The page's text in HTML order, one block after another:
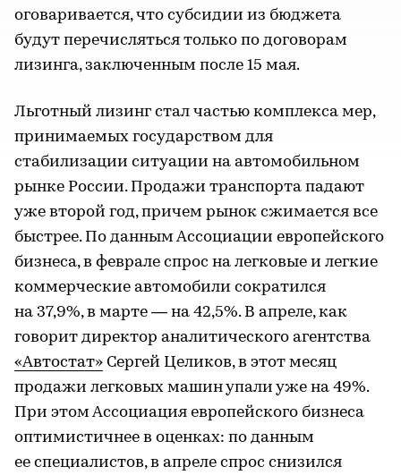
оговаривается, что субсидии из бюджета
будут перечисляться только по договорам
лизинга, заключенным после 15 мая.
Льготный лизинг стал частью комплекса мер,
принимаемых государством для
стабилизации ситуации на автомобильном
рынке России. Продажи транспорта падают
уже второй год, причем рынок сжимается все
быстрее. По данным Ассоциации европейского
бизнеса, в феврале спрос на легковые и легкие
коммерческие автомобили сократился
на 37,9%, в марте — на 42,5%. В апреле, как
говорит директор аналитического агентства
«Автостат» Сергей Целиков, в этот месяц
продажи легковых машин упали уже на 49%.
При этом Ассоциация европейского бизнеса
оптимистичнее в оценках: по данным
ее специалистов, в апреле спрос снизился